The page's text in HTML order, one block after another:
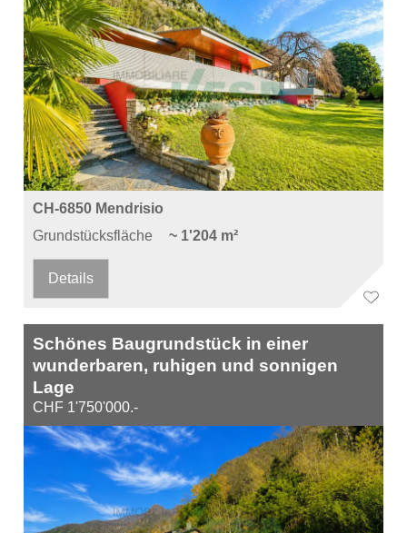
CH-6850 Mendrisio
Grundstücksfläche
~ 1'204 m²
Details
Schönes Baugrundstück in einer
wunderbaren, ruhigen und sonnigen
Lage
CHF 1'750'000.-